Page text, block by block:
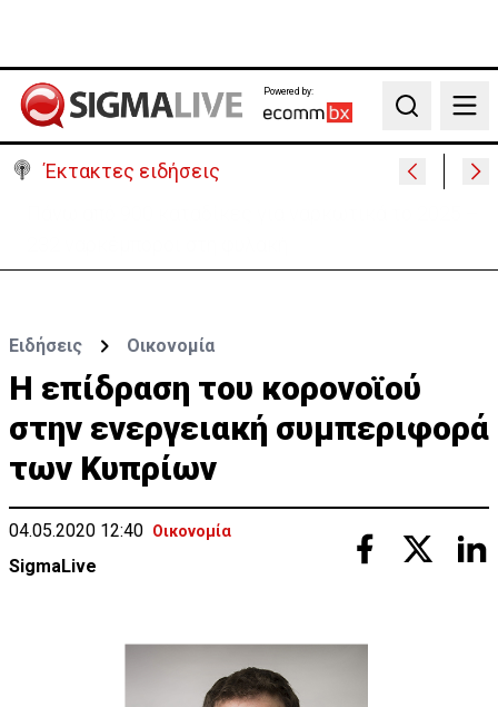
Powered by:
Search
Έκτακτες ειδήσεις
Ειδήσεις Οικονομία
Η επίδραση του κορονοϊού
στην ενεργειακή συμπεριφορά
των Κυπρίων
04.05.2020 12:40 Οικονομία
SigmaLive